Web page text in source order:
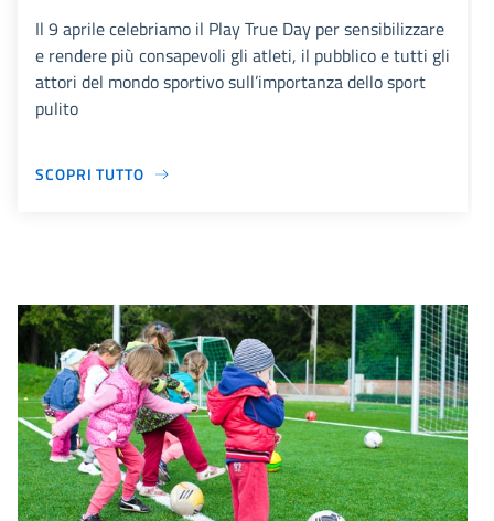
Il 9 aprile celebriamo il Play True Day per sensibilizzare
e rendere più consapevoli gli atleti, il pubblico e tutti gli
attori del mondo sportivo sull’importanza dello sport
pulito
SCOPRI TUTTO